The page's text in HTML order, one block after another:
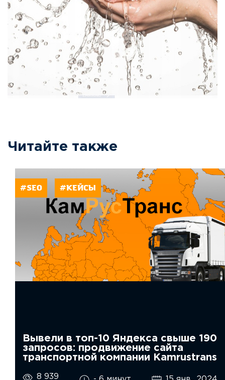
Читайте также
#SEO #КЕЙСЫ
Вывели в топ-10 Яндекса свыше 190
запросов: продвижение сайта
транспортной компании Kamrustrans
8 939